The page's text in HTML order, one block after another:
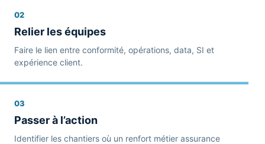
02
Relier les équipes
Faire le lien entre conformité, opérations, data, SI et
expérience client.
03
Passer à l’action
Identifier les chantiers où un renfort métier assurance